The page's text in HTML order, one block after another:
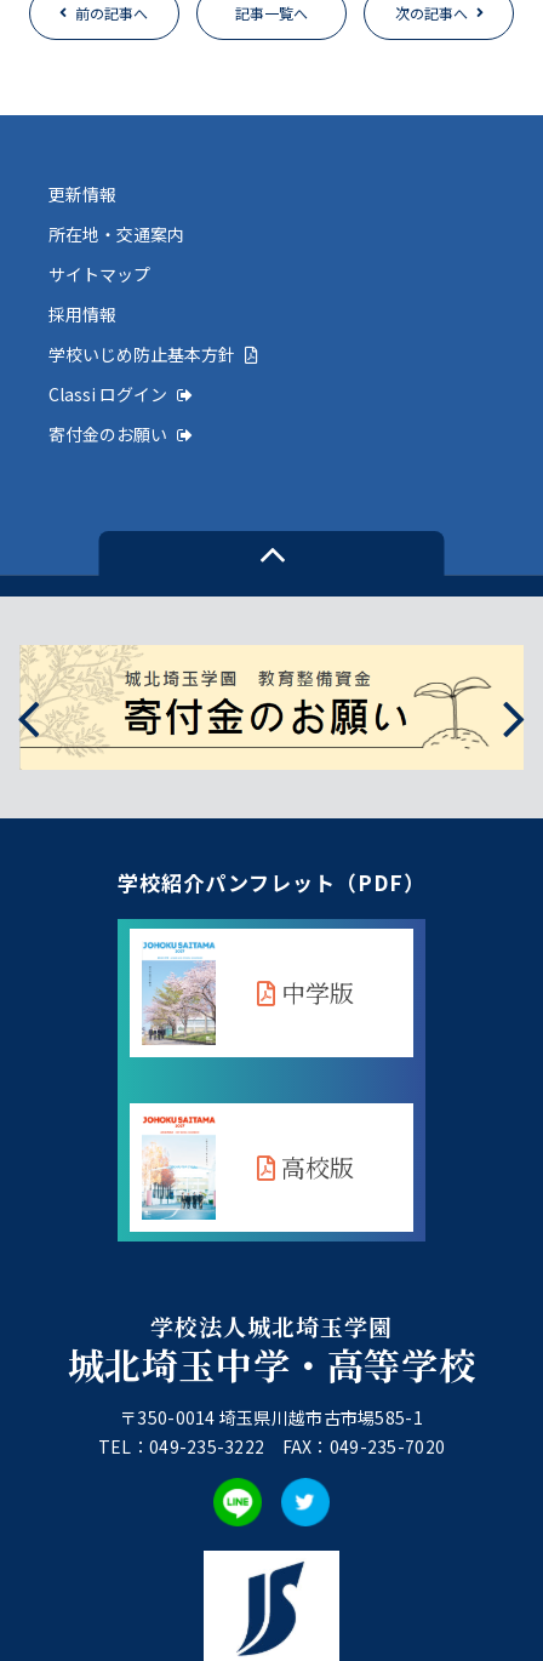
前の記事へ 記事一覧へ 次の記事へ
更新情報
所在地・交通案内
サイトマップ
採用情報
学校いじめ防止基本方針
Classi ログイン
寄付金のお願い
学校法人城北埼玉学園
城北埼玉中学・高等学校
〒350-0014 埼玉県川越市古市場585-1
TEL：049-235-3222 FAX：049-235-7020
学校紹介パンフレット（PDF）
中学版
高校版